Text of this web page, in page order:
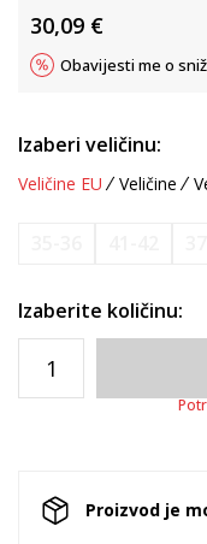
30,09 €
Obavijesti me o
Izaberi veličinu:
Veličine EU Veličine
Izaberite količinu:
Proizvod je